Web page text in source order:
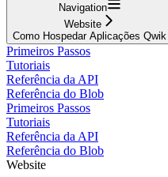
Navigation
Website
Como Hospedar Aplicações Qwik
Primeiros Passos
Tutoriais
Referência da API
Referência do Blob
Primeiros Passos
Tutoriais
Referência da API
Referência do Blob
Website